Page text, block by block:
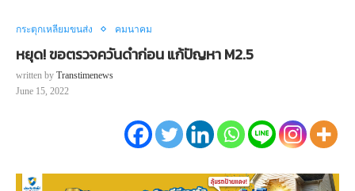
กระตุกเหลี่ยมขนส่ง คมนาคม
หยุด! ขอตรวจควันดำก่อน แก้ปัญหา M2.5
written by Transtimenews
June 15, 2022